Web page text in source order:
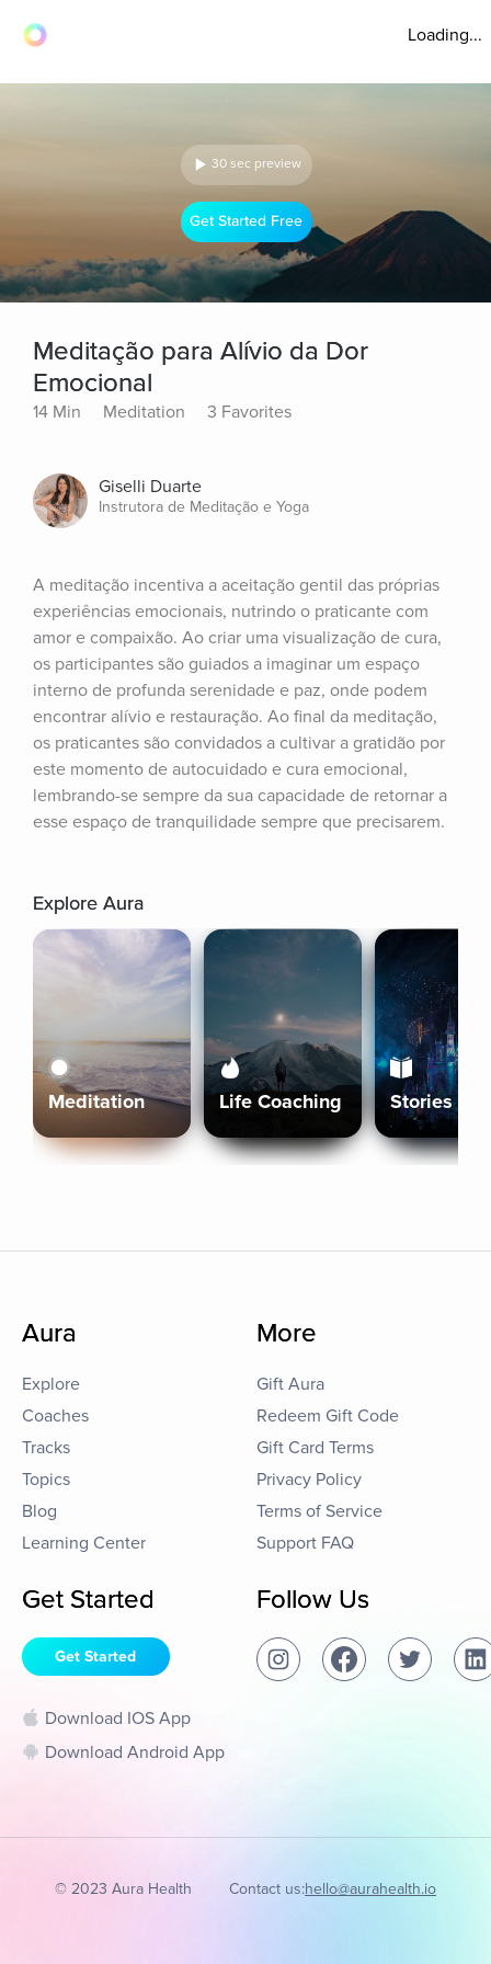
Loading...
30 sec preview
Get Started Free
Meditação para Alívio da Dor
Emocional
14 Min Meditation 3 Favorites
Giselli Duarte
Instrutora de Meditação e Yoga
A meditação incentiva a aceitação gentil das próprias
experiências emocionais, nutrindo o praticante com
amor e compaixão. Ao criar uma visualização de cura,
os participantes são guiados a imaginar um espaço
interno de profunda serenidade e paz, onde podem
encontrar alívio e restauração. Ao final da meditação,
os praticantes são convidados a cultivar a gratidão por
este momento de autocuidado e cura emocional,
lembrando-se sempre da sua capacidade de retornar a
esse espaço de tranquilidade sempre que precisarem.
Explore Aura
Meditation Life Coaching Stories
Aura
Explore
Coaches
Tracks
Topics
Blog
Learning Center
More
Gift Aura
Redeem Gift Code
Gift Card Terms
Privacy Policy
Terms of Service
Support FAQ
Get Started
Get Started
Download IOS App
Download Android App
Follow Us
© 2023 Aura Health Contact us:hello@aurahealth.io